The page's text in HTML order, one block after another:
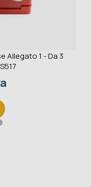
Allegato 1 - Da 3